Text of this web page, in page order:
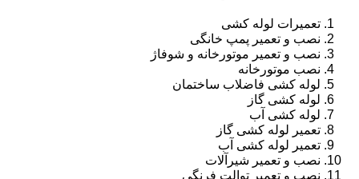
تعمیرات لوله کشی
نصب و تعمیر پمپ خانگی
نصب و تعمیر موتورخانه و شوفاژ
نصب موتورخانه
لوله کشی فاضلاب ساختمان
لوله کشی گاز
لوله کشی آب
تعمیر لوله کشی گاز
تعمیر لوله کشی آب
نصب و تعمیر شیرآلات
نصب و تعمیر توالت فرنگی